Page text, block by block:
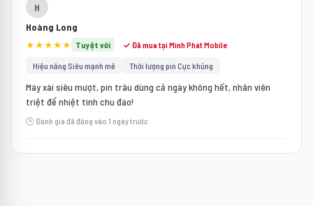
H
Hoàng Long
★★★★★ Tuyệt vời ✓ Đã mua tại Minh Phát Mobile
Hiệu năng Siêu mạnh mẽ Thời lượng pin Cực khủng
Máy xài siêu mượt, pin trâu dùng cả ngày không hết, nhân viên
triệt để nhiệt tình chu đáo!
🕒 Đánh giá đã đăng vào 1 ngày trước